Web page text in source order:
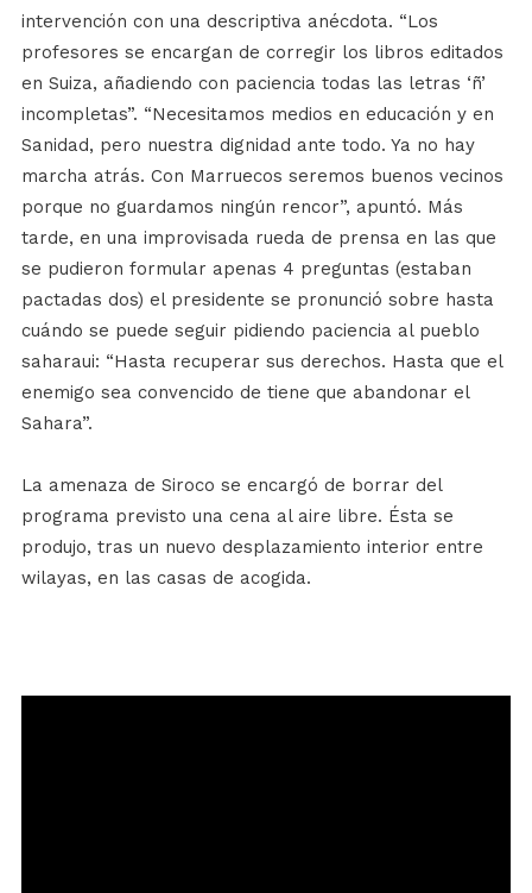
intervención con una descriptiva anécdota. “Los
profesores se encargan de corregir los libros editados
en Suiza, añadiendo con paciencia todas las letras ‘ñ’
incompletas”. “Necesitamos medios en educación y en
Sanidad, pero nuestra dignidad ante todo. Ya no hay
marcha atrás. Con Marruecos seremos buenos vecinos
porque no guardamos ningún rencor”, apuntó. Más
tarde, en una improvisada rueda de prensa en las que
se pudieron formular apenas 4 preguntas (estaban
pactadas dos) el presidente se pronunció sobre hasta
cuándo se puede seguir pidiendo paciencia al pueblo
saharaui: “Hasta recuperar sus derechos. Hasta que el
enemigo sea convencido de tiene que abandonar el
Sahara”.
La amenaza de Siroco se encargó de borrar del
programa previsto una cena al aire libre. Ésta se
produjo, tras un nuevo desplazamiento interior entre
wilayas, en las casas de acogida.